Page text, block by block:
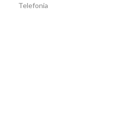
Telefonia